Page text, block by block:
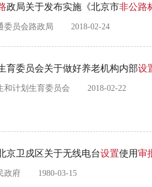
政局关于发布实施《北京市非公路
委员会路政局 2018-02-24
育委员会关于做好养老机构内部设
和计划生育委员会 2018-02-22
京卫戍区关于无线电台设置使用审
政府 1980-03-15